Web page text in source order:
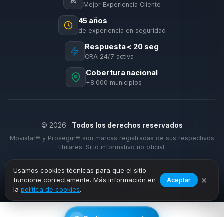
Usamos cookies técnicas para que el sitio
funcione correctamente. Más información en
la política de cookies.
Aceptar ×
Mejor Experiencia Cliente
45 años
de experiencia en seguridad
Respuesta < 20 seg
CRA 24/7 activa
Cobertura nacional
+8.000 municipios
© 2026 · Todos los derechos reservados
Movistar® y Prosegur® son marcas registradas de sus respectivos
titulares. Sitio informativo no oficial.
Inicio › Alarmas Negocio › Palma del Río